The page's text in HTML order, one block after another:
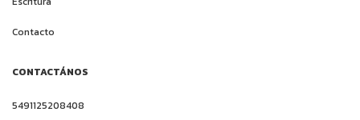
Contacto
CONTACTÁNOS
5491125208408